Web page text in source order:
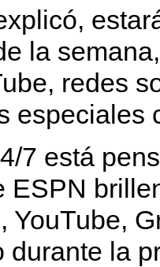
la
redes
especiales
7 está
ESPN
YouTube,
durante la